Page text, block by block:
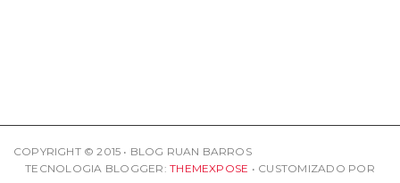
COPYRIGHT © 2015 • BLOG RUAN BARROS
TECNOLOGIA BLOGGER:THEMEXPOSE • CUSTOMIZADO POR